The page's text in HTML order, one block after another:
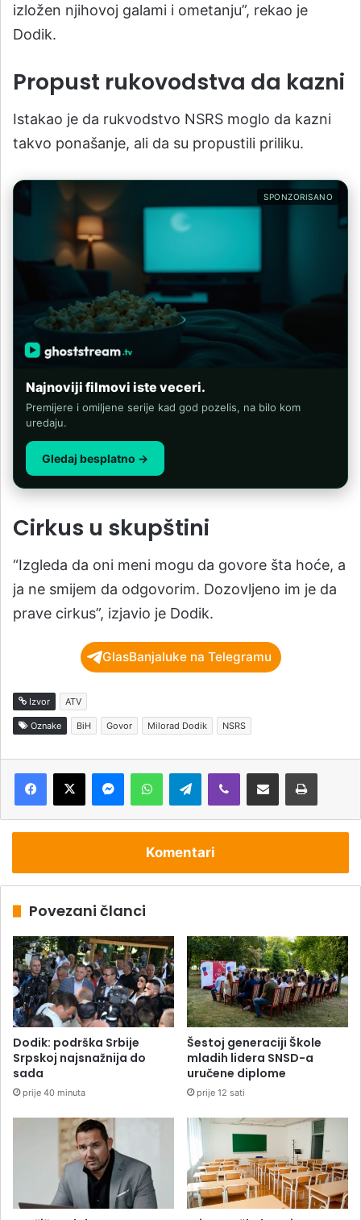
izložen njihovoj galami i ometanju”, rekao je
Dodik.
Propust rukovodstva da kazni
Istakao je da rukvodstvo NSRS moglo da kazni
takvo ponašanje, ali da su propustili priliku.
SPONZORISANO
Najnoviji filmovi iste veceri.
Premijere i omiljene serije kad god pozelis, na bilo kom
uredaju.
Gledaj besplatno →
Cirkus u skupštini
“Izgleda da oni meni mogu da govore šta hoće, a
ja ne smijem da odgovorim. Dozovljeno im je da
prave cirkus”, izjavio je Dodik.
GlasBanjaluke na Telegramu
Izvor ATV
Oznake BiH Govor Milorad Dodik NSRS
Telegram
Komentari
Povezani članci
Dodik: podrška Srbije
Srpskoj najsnažnija do
sada
prije 40 minuta
Šestoj generaciji Škole
mladih lidera SNSD-a
uručene diplome
prije 12 sati